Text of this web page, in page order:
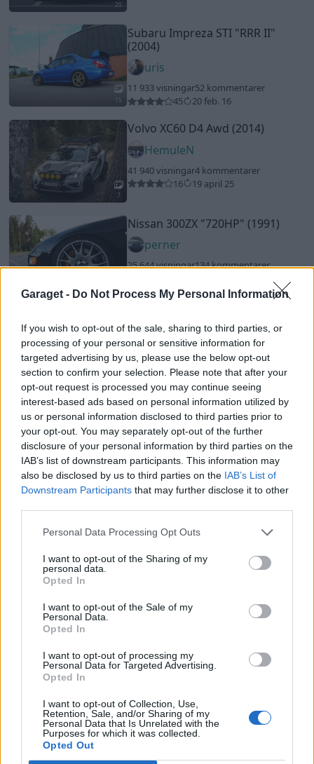
Garaget - Do Not Process My Personal Information
If you wish to opt-out of the sale, sharing to third parties, or
processing of your personal or sensitive information for
targeted advertising by us, please use the below opt-out
section to confirm your selection. Please note that after your
opt-out request is processed you may continue seeing
interest-based ads based on personal information utilized by
us or personal information disclosed to third parties prior to
your opt-out. You may separately opt-out of the further
disclosure of your personal information by third parties on the
IAB’s list of downstream participants. This information may
also be disclosed by us to third parties on the IAB’s List of
Downstream Participants that may further disclose it to other
Personal Data Processing Opt Outs
I want to opt-out of the Sharing of my
personal data.
Opted In
I want to opt-out of the Sale of my
Personal Data.
Opted In
I want to opt-out of processing my
Personal Data for Targeted Advertising.
Opted In
I want to opt-out of Collection, Use,
Retention, Sale, and/or Sharing of my
Personal Data that Is Unrelated with the
Purposes for which it was collected.
Opted Out
20
15
Subaru Impreza STI "RRR II"
(2004)
uris
11 933 visningar52 kommentarer
45
20 feb. 16
7
Volvo XC60 D4 Awd (2014)
HemuleN
41 940 visningar4 kommentarer
16
19 april 25
9
Nissan 300ZX "720HP" (1991)
perner
25 644 visningar134 kommentarer
20
(1947)
paid
18 036 visningar118 kommentarer
161
5 april 11
20
Audi S4"30 years Quattro
Edition"(2010)
RinorGDI
101 885 visningar
170 kommentarer
244
23 dec. 16
Peugeot 206 GTi (2002)
Ziggs
387
19 juli 10
Volvo V70R (2006)
11
Mitsubishi Evolution 9
Edition"(2006)
MagnuM